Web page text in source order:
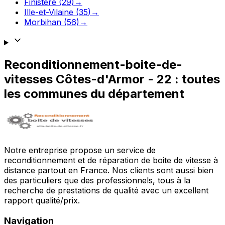
Finistère (29) →
Ille-et-Vilaine (35) →
Morbihan (56) →
Reconditionnement-boite-de-
vitesses Côtes-d'Armor - 22 : toutes
les communes du département
Notre entreprise propose un service de
reconditionnement et de réparation de boite de vitesse à
distance partout en France. Nos clients sont aussi bien
des particuliers que des professionnels, tous à la
recherche de prestations de qualité avec un excellent
rapport qualité/prix.
Navigation